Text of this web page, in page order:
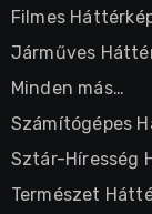
Filmes
Járműves
Minden más…
Számítógépes
Sztár-Híresség
Természet